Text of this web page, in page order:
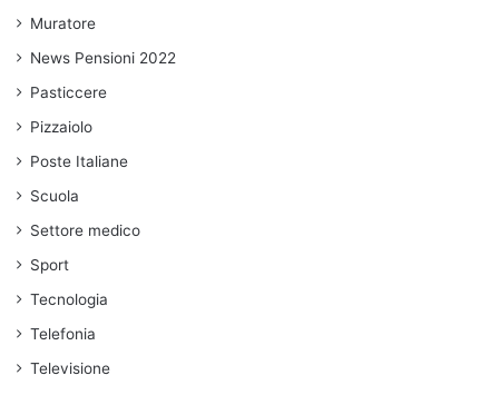
Muratore
News Pensioni 2022
Pasticcere
Pizzaiolo
Poste Italiane
Scuola
Settore medico
Sport
Tecnologia
Telefonia
Televisione